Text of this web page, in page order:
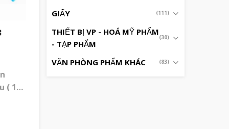
( 1
Đặc
GIẤY (111)
THIẾT BỊ VP - HOÁ MỸ PHẨM
- TẠP PHẨM
(30)
VĂN PHÒNG PHẨM KHÁC (83)